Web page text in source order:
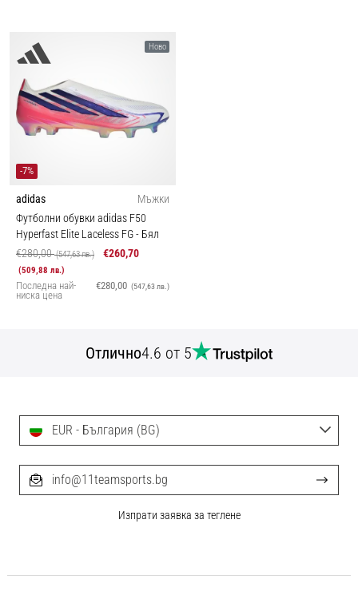
Ново
-7%
adidas
Мъжки
Футболни обувки adidas F50
Hyperfast Elite Laceless FG- Бял
€280,00(547,63 лв.) €260,70
(509,88 лв.)
Последна най-
ниска цена
€280,00 (547,63 лв.)
Отлично4.6 от 5
EUR - България (BG)
info@11teamsports.bg
Изпрати заявка за теглене